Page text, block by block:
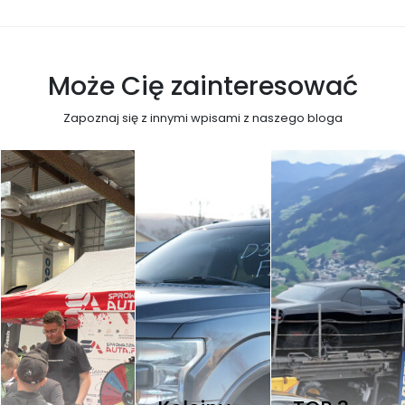
Może Cię zainteresować
Zapoznaj się z innymi wpisami z naszego bloga